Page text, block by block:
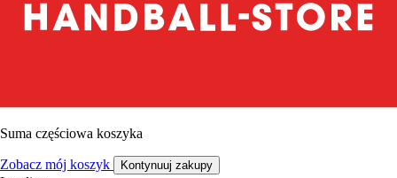
Suma częściowa koszyka
Zobacz mój koszyk Kontynuuj zakupy